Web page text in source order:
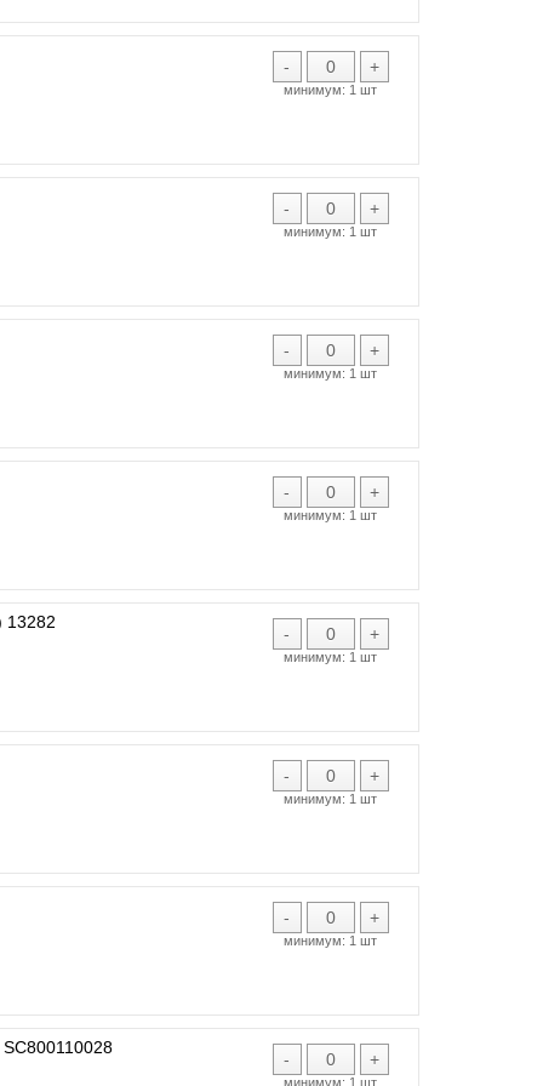
- +
минимум: 1 шт
- +
минимум: 1 шт
- +
минимум: 1 шт
- +
минимум: 1 шт
- +
минимум: 1 шт
- +
минимум: 1 шт
- +
минимум: 1 шт
- +
минимум: 1 шт